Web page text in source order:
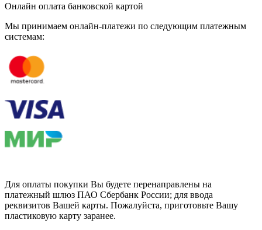
Онлайн оплата банковской картой
Мы принимаем онлайн-платежи по cледующим платежным
системам:
Для оплаты покупки Вы будете перенаправлены на
платежный шлюз ПАО Сбербанк России; для ввода
реквизитов Вашей карты. Пожалуйста, приготовьте Вашу
пластиковую карту заранее.